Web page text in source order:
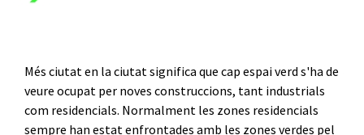
Més ciutat en la ciutat significa que cap espai verd s'ha de
veure ocupat per noves construccions, tant industrials
com residencials. Normalment les zones residencials
sempre han estat enfrontades amb les zones verdes pel